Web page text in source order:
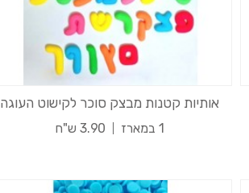
אותיות קטנות מבצק סוכר לקישוט העוגה
1 במארז 3.90 ש"ח